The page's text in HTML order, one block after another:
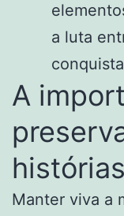
a luta
A
histórias
Manter viva a